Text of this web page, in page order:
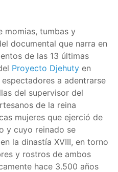
momias, tumbas y
documental que narra en
de las 13 últimas
Proyecto Djehutyen
a adentrarse
del supervisor del
de la reina
mujeres que ejerció de
y cuyo reinado se
la dinastía XVIII, en torno
y rostros de ambos
hace 3.500 años